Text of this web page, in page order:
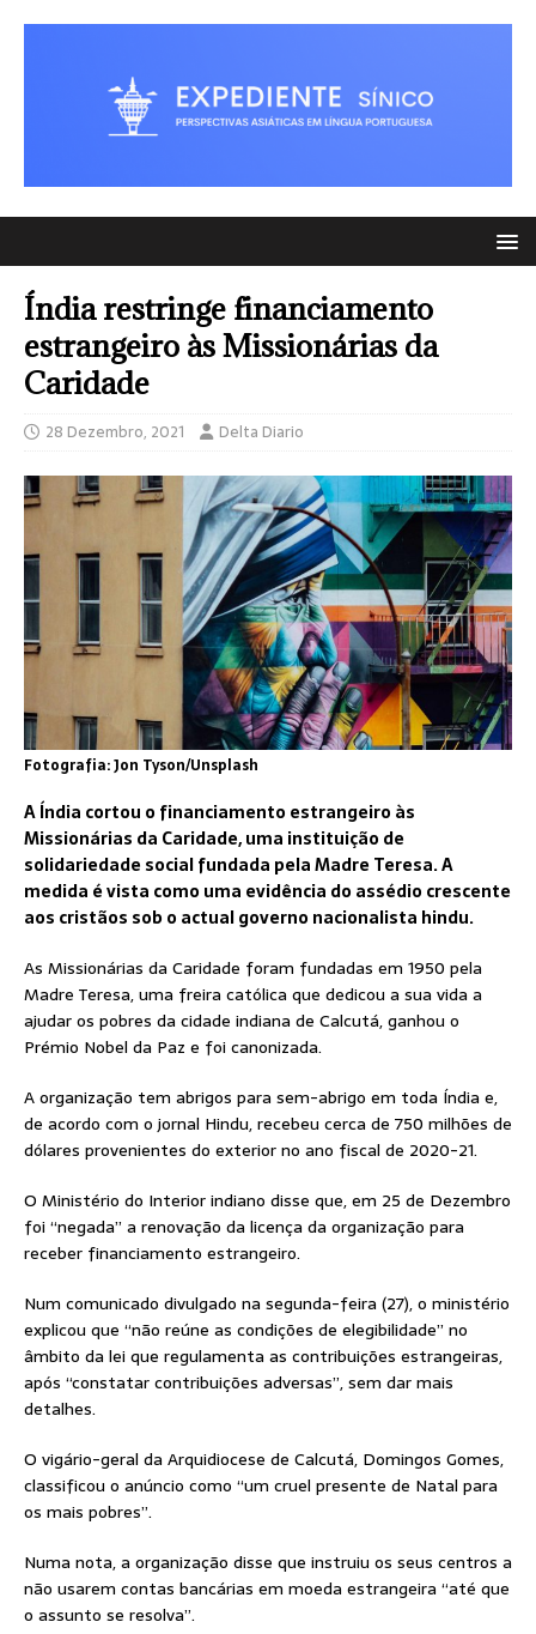
Índia restringe financiamento
estrangeiro às Missionárias da
Caridade
28 Dezembro, 2021 Delta Diario
Fotografia: Jon Tyson/Unsplash
A Índia cortou o financiamento estrangeiro às
Missionárias da Caridade, uma instituição de
solidariedade social fundada pela Madre Teresa. A
medida é vista como uma evidência do assédio crescente
aos cristãos sob o actual governo nacionalista hindu.
As Missionárias da Caridade foram fundadas em 1950 pela
Madre Teresa, uma freira católica que dedicou a sua vida a
ajudar os pobres da cidade indiana de Calcutá, ganhou o
Prémio Nobel da Paz e foi canonizada.
A organização tem abrigos para sem-abrigo em toda Índia e,
de acordo com o jornal Hindu, recebeu cerca de 750 milhões de
dólares provenientes do exterior no ano fiscal de 2020-21.
O Ministério do Interior indiano disse que, em 25 de Dezembro
foi “negada” a renovação da licença da organização para
receber financiamento estrangeiro.
Num comunicado divulgado na segunda-feira (27), o ministério
explicou que “não reúne as condições de elegibilidade” no
âmbito da lei que regulamenta as contribuições estrangeiras,
após “constatar contribuições adversas”, sem dar mais
detalhes.
O vigário-geral da Arquidiocese de Calcutá, Domingos Gomes,
classificou o anúncio como “um cruel presente de Natal para
os mais pobres”.
Numa nota, a organização disse que instruiu os seus centros a
não usarem contas bancárias em moeda estrangeira “até que
o assunto se resolva”.